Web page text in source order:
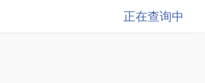
正在查询中